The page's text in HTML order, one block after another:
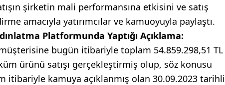
şirketin mali performansına etkisini ve satış
amacıyla yatırımcılar ve kamuoyuyla paylaştı.
Platformunda Yaptığı Açıklama:
bugün itibariyle toplam 54.859.298,51 TL
ürünü satışı gerçekleştirmiş olup, söz konusu
itibariyle kamuya açıklanmış olan 30.09.2023 tarihli